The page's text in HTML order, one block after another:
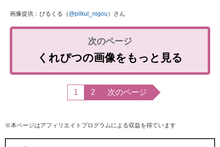
画像提供：ぴるくる（ @pilkul_nigou ）さん
くれぴつの画像をもっと見る
1 2 次のページ
※本ページはアフィリエイトプログラムによる収益を得ています